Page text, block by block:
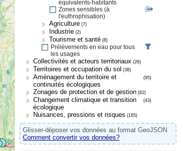
équivalents-habitants
Zones sensibles (à
l'euthrophisation)
Agriculture (7)
Industrie (2)
Tourisme et santé (8)
Prélèvements en eau pour tous
les usages
Collectivités et acteurs territoriaux (26)
Territoires et occupation du sol (38)
Aménagement du territoire et
continuités écologiques
(95)
Zonages de protection et de gestion (82)
Changement climatique et transition
écologique
(43)
Nuisances, pressions et risques (165)
Glisser-déposer vos données au format GeoJSON
Comment convertir vos données?